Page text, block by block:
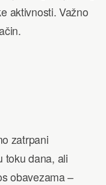
aktivnosti. Važno
zatrpani
toku dana, ali
obavezama –